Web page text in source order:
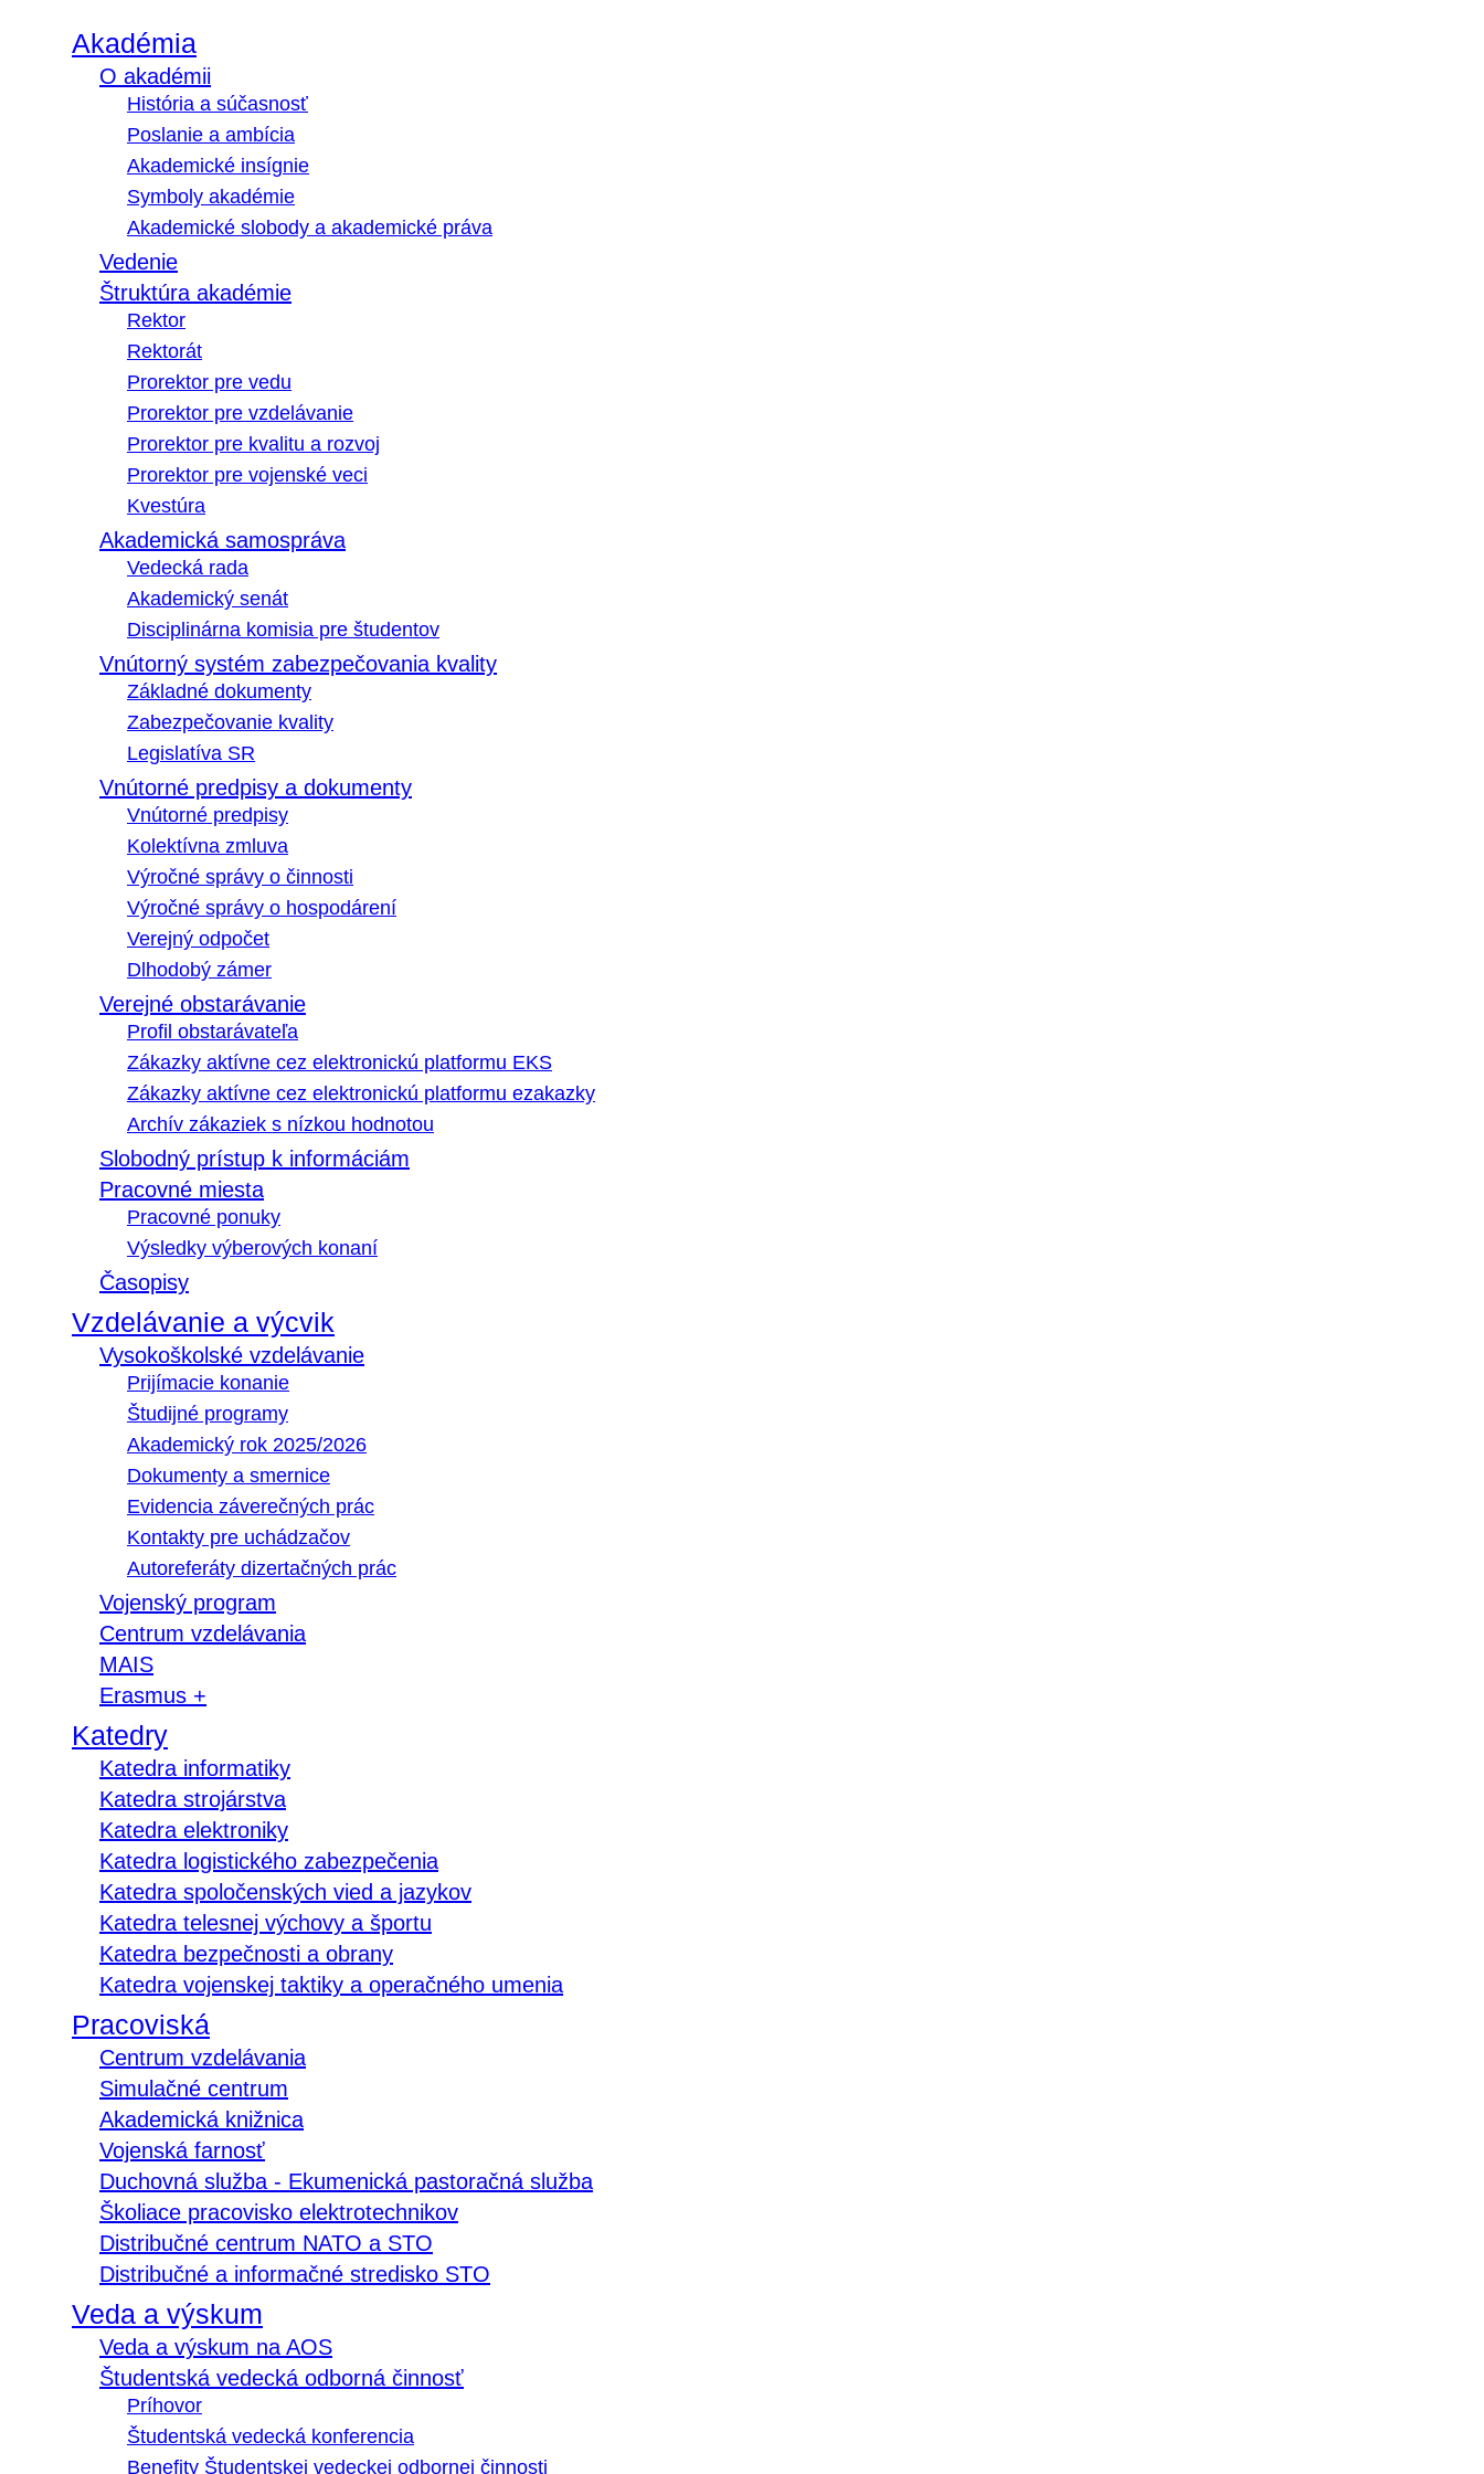
Akadémia
O akadémii
História a súčasnosť
Poslanie a ambícia
Akademické insígnie
Symboly akadémie
Akademické slobody a akademické práva
Vedenie
Štruktúra akadémie
Rektor
Rektorát
Prorektor pre vedu
Prorektor pre vzdelávanie
Prorektor pre kvalitu a rozvoj
Prorektor pre vojenské veci
Kvestúra
Akademická samospráva
Vedecká rada
Akademický senát
Disciplinárna komisia pre študentov
Vnútorný systém zabezpečovania kvality
Základné dokumenty
Zabezpečovanie kvality
Legislatíva SR
Vnútorné predpisy a dokumenty
Vnútorné predpisy
Kolektívna zmluva
Výročné správy o činnosti
Výročné správy o hospodárení
Verejný odpočet
Dlhodobý zámer
Verejné obstarávanie
Profil obstarávateľa
Zákazky aktívne cez elektronickú platformu EKS
Zákazky aktívne cez elektronickú platformu ezakazky
Archív zákaziek s nízkou hodnotou
Slobodný prístup k informáciám
Pracovné miesta
Pracovné ponuky
Výsledky výberových konaní
Časopisy
Vzdelávanie a výcvik
Vysokoškolské vzdelávanie
Prijímacie konanie
Študijné programy
Akademický rok 2025/2026
Dokumenty a smernice
Evidencia záverečných prác
Kontakty pre uchádzačov
Autoreferáty dizertačných prác
Vojenský program
Centrum vzdelávania
MAIS
Erasmus +
Katedry
Katedra informatiky
Katedra strojárstva
Katedra elektroniky
Katedra logistického zabezpečenia
Katedra spoločenských vied a jazykov
Katedra telesnej výchovy a športu
Katedra bezpečnosti a obrany
Katedra vojenskej taktiky a operačného umenia
Pracoviská
Centrum vzdelávania
Simulačné centrum
Akademická knižnica
Vojenská farnosť
Duchovná služba - Ekumenická pastoračná služba
Školiace pracovisko elektrotechnikov
Distribučné centrum NATO a STO
Distribučné a informačné stredisko STO
Veda a výskum
Veda a výskum na AOS
Študentská vedecká odborná činnosť
Príhovor
Študentská vedecká konferencia
Benefity Študentskej vedeckej odbornej činnosti